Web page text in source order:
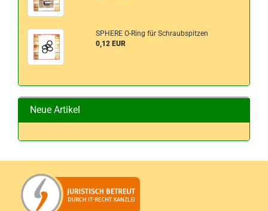
SPHERE O-Ring für Schraubspitzen
0,12 EUR
Neue Artikel